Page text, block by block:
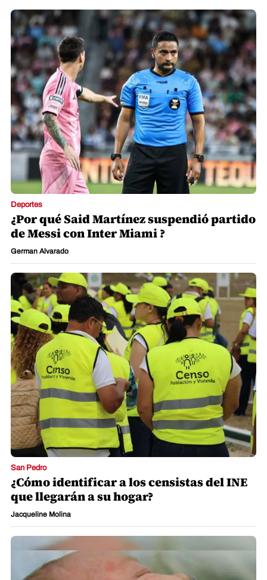
Deportes
¿Por qué Said Martínez suspendió partido
de Messi con Inter Miami ?
German Alvarado
San Pedro
¿Cómo identificar a los censistas del INE
que llegarán a su hogar?
Jacqueline Molina